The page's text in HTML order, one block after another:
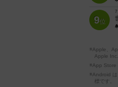
9位
※Apple、
Apple
※App Store
※Android は
標です。